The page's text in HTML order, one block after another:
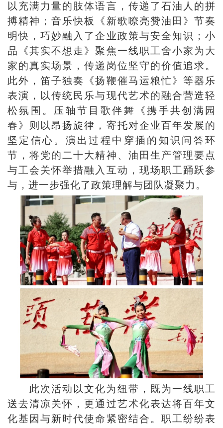
以充满力量的肢体语言，传递了石油人的拼
搏精神；音乐快板《新歌嘹亮赞油田》节奏
明快，巧妙融入了企业政策与安全知识；小
品《其实不想走》聚焦一线职工舍小家为大
家的真实场景，传递岗位坚守的价值追求。
此外，笛子独奏《扬鞭催马运粮忙》等器乐
表演，以传统民乐与现代艺术的融合营造轻
松氛围。压轴节目歌伴舞《携手共创满园
春》则以昂扬旋律，寄托对企业百年发展的
坚定信心。演出过程中穿插的知识问答环
节，将党的二十大精神、油田生产管理要点
与工会关怀举措融入互动，现场职工踊跃参
与，进一步强化了政策理解与团队凝聚力。
此次活动以文化为纽带，既为一线职工
送去清凉关怀，更通过艺术化表达将百年文
化基因与新时代使命紧密结合。职工纷纷表